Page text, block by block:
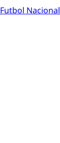
Futbol Nacional